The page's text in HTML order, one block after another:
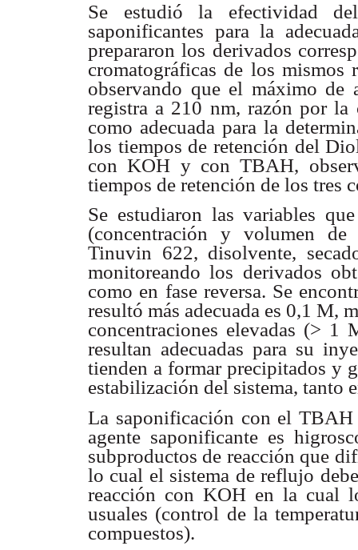
Se estudió la efectividad
saponificantes para la
prepararon los derivados
cromatográficas de los
observando que el máximo
registra a 210 nm, razón por la
como adecuada para la
los tiempos de retención del
con KOH y con TBAH,
tiempos de retención de los tres
Se estudiaron las variables
(concentración y volumen de
Tinuvin 622, disolvente,
monitoreando los derivados
como en fase reversa. Se
resultó más adecuada es 0,1 M,
concentraciones elevadas (> 1
resultan adecuadas para su
tienden a formar precipitados y
estabilización del sistema, tanto
La saponificación con el
agente saponificante es
subproductos de reacción que
lo cual el sistema de reflujo
reacción con KOH en la cual
usuales (control de la
compuestos).